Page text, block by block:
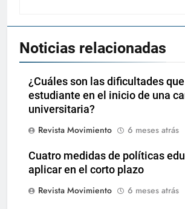
Noticias relacionadas
¿Cuáles son las dificultades
estudiante en el inicio de una
universitaria?
Revista Movimiento
6 meses atrás
Cuatro medidas de políticas
aplicar en el corto plazo
Revista Movimiento
6 meses atrás